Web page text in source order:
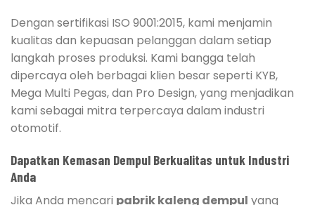
Dengan sertifikasi ISO 9001:2015, kami menjamin
kualitas dan kepuasan pelanggan dalam setiap
langkah proses produksi. Kami bangga telah
dipercaya oleh berbagai klien besar seperti KYB,
Mega Multi Pegas, dan Pro Design, yang menjadikan
kami sebagai mitra terpercaya dalam industri
otomotif.
Dapatkan Kemasan Dempul Berkualitas untuk Industri
Anda
Jika Anda mencari pabrik kaleng dempul yang